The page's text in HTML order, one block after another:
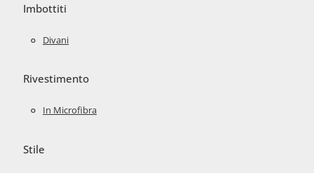
Imbottiti
Divani
Rivestimento
In Microfibra
Stile